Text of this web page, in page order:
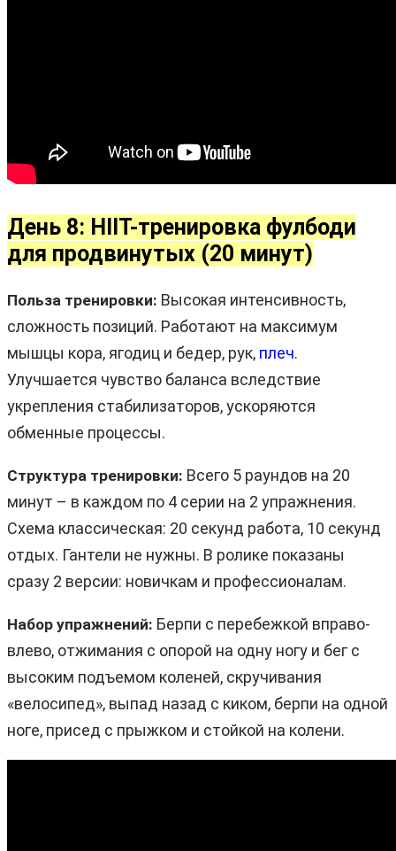
День 8: HIIT-тренировка фулбоди
для продвинутых (20 минут)
Польза тренировки: Высокая интенсивность,
сложность позиций. Работают на максимум
мышцы кора, ягодиц и бедер, рук, плеч.
Улучшается чувство баланса вследствие
укрепления стабилизаторов, ускоряются
обменные процессы.
Структура тренировки: Всего 5 раундов на 20
минут – в каждом по 4 серии на 2 упражнения.
Схема классическая: 20 секунд работа, 10 секунд
отдых. Гантели не нужны. В ролике показаны
сразу 2 версии: новичкам и профессионалам.
Набор упражнений: Берпи с перебежкой вправо-
влево, отжимания с опорой на одну ногу и бег с
высоким подъемом коленей, скручивания
«велосипед», выпад назад с киком, берпи на одной
ноге, присед с прыжком и стойкой на колени.